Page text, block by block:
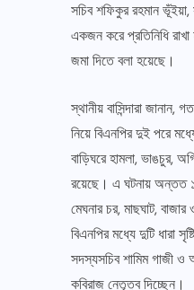
সচিব শফিকুর রহমান
একজন করে প্রতিনিধি
জমা দিতে বলা হয়েছে।
স্থানীয় বাসিন্দারা
নিয়ে বিএনপির দুই পরে
বাড়িঘরে হামলা, ভাঙচুর,
রয়েছে। এ ঘটনায়
মেঘনার চর, মাছঘাট,
বিএনপির মধ্যে দুটি ধারা
সদস্যসচিব শামিম গাজী
কবিরাজ নেতৃত্ব দিচ্ছেন।